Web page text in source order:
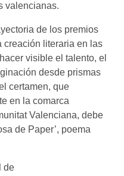
valencianas.
de los premios
creación literaria en las
visible el talento, el
desde prismas
certamen, que
en la comarca
Valenciana, debe
de Paper’, poema
de